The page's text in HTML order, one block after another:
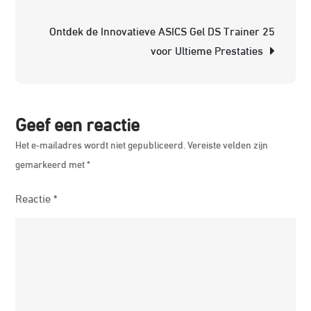
Ontdek de Innovatieve ASICS Gel DS Trainer 25
voor Ultieme Prestaties
Geef een reactie
Het e-mailadres wordt niet gepubliceerd. Vereiste velden zijn
gemarkeerd met*
Reactie*